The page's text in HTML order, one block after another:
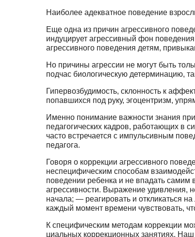
Наиболее адекватное поведение
Еще одна из причин агрессивного
индуцирует агрессивный фон
агрессивного поведения детям,
Но причины агрессии не могут быть
подчас биологическую детермина­цию,
Гипервозбудимость, склонность к
попавшихся под руку, эгоцен­тризм,
Именно понимание важности знания
педагогических кадров, работаю­щих в
часто встречается с импульсивным
педагога.
Говоря о коррекции агрессивного
неспецифическим способам
поведении ребенка и не впадать
агрессивности. Выражение удивле­ния,
начала; — реагировать и откликаться
каждый момент времени чувствовать,
К специфическим методам коррекции
циальных коррекционных занятиях.